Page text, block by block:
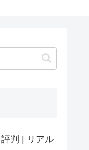
判 | リアル